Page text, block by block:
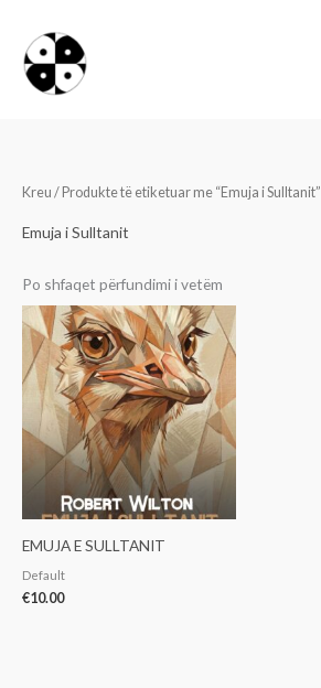
content
Kreu / Produkte të etiketuar me “Emuja i Sulltanit”
Emuja i Sulltanit
Po shfaqet përfundimi i vetëm
EMUJA E SULLTANIT
Default
€10.00